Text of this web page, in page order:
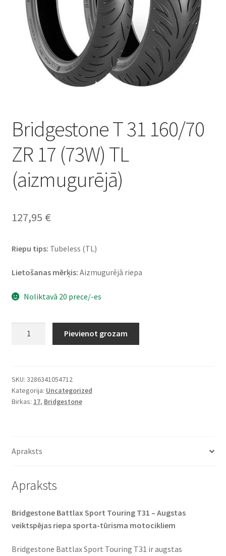
Bridgestone T 31 160/70
ZR 17 (73W) TL
(aizmugurējā)
127,95 €
Riepu tips: Tubeless (TL)
Lietošanas mērķis: Aizmugurējā riepa
Noliktavā 20 prece/-es
ZR
17
(73W)
Pievienot grozam
SKU: 3286341054712
Kategorija: Uncategorized
Birkas: 17, Bridgestone
Apraksts
Apraksts
Bridgestone Battlax Sport Touring T31 – Augstas
veiktspējas riepa sporta-tūrisma motocikliem​
Bridgestone Battlax Sport Touring T31 ir augstas